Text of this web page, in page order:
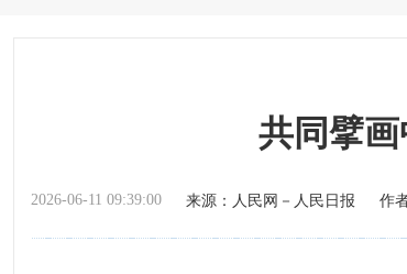
共同擘
2026-06-11 09:39:00 来源：人民网－人民日报 作